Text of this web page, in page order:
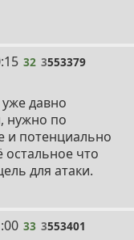
32 3553379
давно
нужно по
и потенциально
остальное что
для атаки.
33 3553401